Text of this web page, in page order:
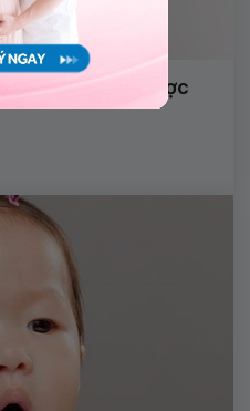
trị dứt điểm được